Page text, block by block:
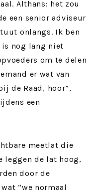
Althans: het zou
een senior adviseur
onlangs. Ik ben
is nog lang niet
om te delen
er wat van
de Raad, hoor”,
een
meetlat die
leggen de lat hoog,
door de
“we normaal